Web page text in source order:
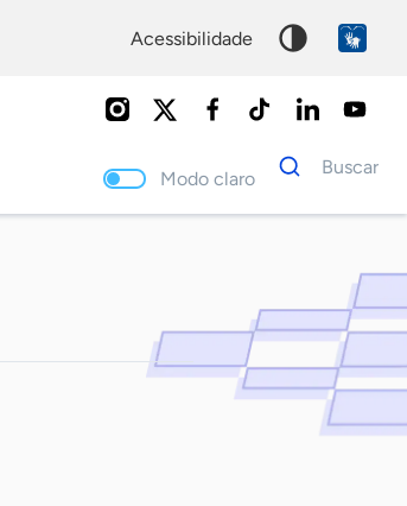
acessibilidade
Modo claro
Dados
para
Buscar